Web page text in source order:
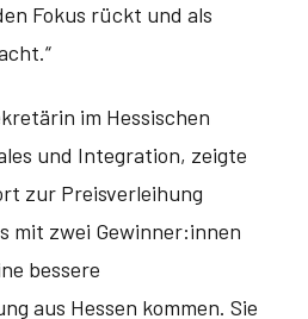
Fokus rückt und als
im Hessischen
und Integration, zeigte
zur Preisverleihung
mit zwei Gewinner:innen
bessere
aus Hessen kommen. Sie